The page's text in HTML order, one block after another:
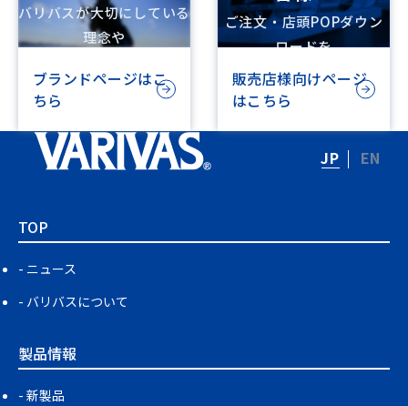
バリバスが大切にしている
理念や
ブランドページはこ
ちら
ご注文・店頭POPダウン
ロードを
行えます
販売店様向けページ
はこちら
JP EN
TOP
ニュース
バリバスについて
製品情報
新製品